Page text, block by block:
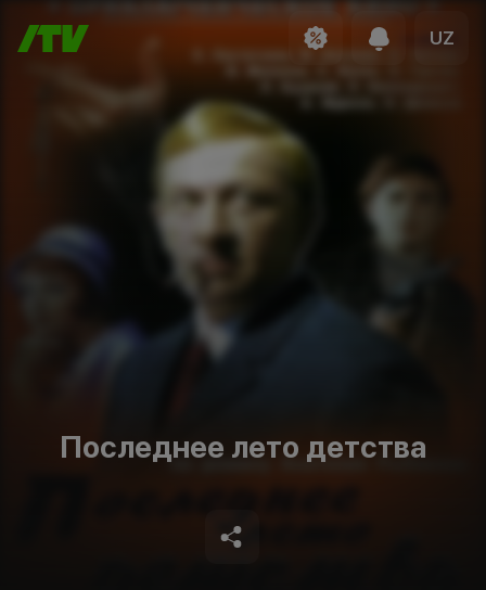
UZ
Последнее лето детства